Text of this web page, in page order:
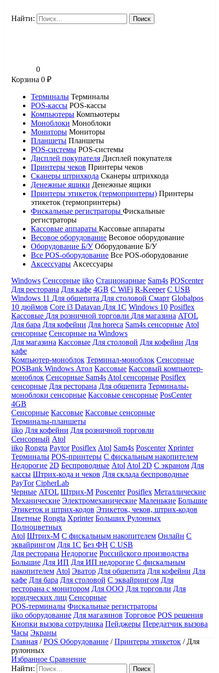
Найти:
0
Корзина 0 ₽
Терминалы Терминалы
POS-кассы POS-кассы
Компьютеры Компьютеры
Моноблоки Моноблоки
Мониторы Мониторы
Планшеты Планшеты
POS-системы POS-системы
Дисплей покупателя Дисплей покупателя
Принтеры чеков Принтеры чеков
Сканеры штрихкода Сканеры штрихкода
Денежные ящики Денежные ящики
Принтеры этикеток (термопринтеры) Принтеры
этикеток (термопринтеры)
Фискальные регистраторы Фискальные
регистраторы
Кассовые аппараты Кассовые аппараты
Весовое оборудование Весовое оборудование
Оборудование Б/У Оборудование Б/У
Все POS-оборудование Все POS-оборудование
Аксессуары Аксессуары
Windows Сенсорные iiko Стационарные Sam4s POScenter
Для ресторана Для кафе 4GB С WiFi R-Keeper С USB
Windows 11 Для общепита Для столовой Смарт Globalpos
10 дюймов Core i3 Datavan Для 1С Windows 10 Posiflex
Кассовые Для розничной торговли Для магазина ATOL
Для бара Для кофейни Для horeca Sam4s сенсорные Atol
сенсорные Сенсорные на Windows
Для магазина Кассовые Для столовой Для кофейни Для
кафе
Компьютер-моноблок Терминал-моноблок Сенсорные
POSBank Windows Атол Кассовые Кассовый компьютер-
моноблок Сенсорные Sam4s Atol сенсорные Posiflex
сенсорные Для ресторана Для общепита Терминалы-
моноблоки сенсорные Кассовые сенсорные PosCenter
4GB
Сенсорные Кассовые Кассовые сенсорные
Терминалы-планшеты
iiko Для кофейни Для розничной торговли
Сенсорный Atol
iiko Rongta Paytor Posiflex Atol Sam4s Poscenter Xprinter
Терминалы POS-принтеры С фискальным накопителем
Недорогие 2D Беспроводные Atol Atol 2D С экраном Для
кассы Штрих-кода и чеков Для склада беспроводные
PayTor CipherLab
Черные ATOL Штрих-М Poscenter Posiflex Металлические
Механические Электромеханические Маленькие Большие
Этикеток и штрих-кодов Этикеток, чеков, штрих-кодов
Цветные Rongta Xprinter Больших Рулонных
Полноцветных
Atol Штрих-М С фискальным накопителем Онлайн С
эквайрингом Для 1С Без ФН С USB
Для ресторана Недорогие Российского производства
Большие Для ИП Для ИП недорогие С фискальным
накопителем Atol Эватор Для общепита Для кофейни Для
кафе Для бара Для столовой С эквайрингом Для
ресторана с монитором Для ООО Для торговли Для
юридческих лиц Сенсорные
POS-терминалы Фискальные регистраторы
iiko оборудование Для магазинов Торговое POS решения
Кнопки вызова сотрудника Пейджеры Передатчик вызова
Часы Экраны
Главная /POS Оборудование /Принтеры этикеток / Для
рулонных
Избранное Сравнение
Найти: